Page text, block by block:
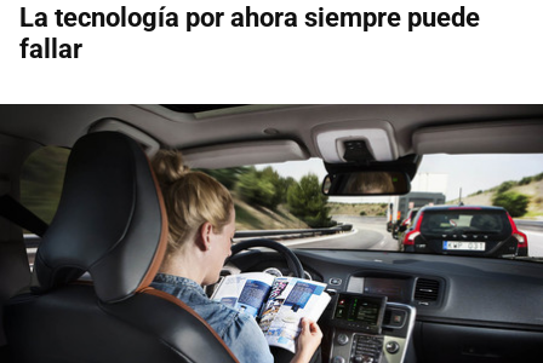
La tecnología por ahora siempre puede
fallar